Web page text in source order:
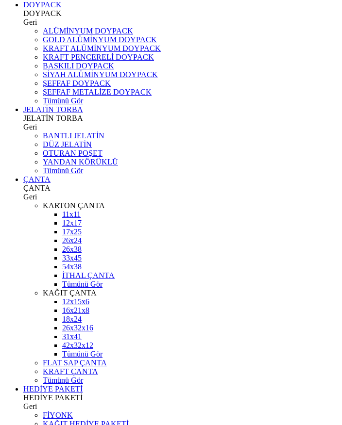
DOYPACK
DOYPACK
Geri
ALÜMİNYUM DOYPACK
GOLD ALÜMİNYUM DOYPACK
KRAFT ALÜMİNYUM DOYPACK
KRAFT PENCERELİ DOYPACK
BASKILI DOYPACK
SİYAH ALÜMİNYUM DOYPACK
ŞEFFAF DOYPACK
ŞEFFAF METALİZE DOYPACK
Tümünü Gör
JELATİN TORBA
JELATİN TORBA
Geri
BANTLI JELATİN
DÜZ JELATİN
OTURAN POŞET
YANDAN KÖRÜKLÜ
Tümünü Gör
ÇANTA
ÇANTA
Geri
KARTON ÇANTA
11x11
12x17
17x25
26x24
26x38
33x45
54x38
İTHAL ÇANTA
Tümünü Gör
KAĞIT ÇANTA
12x15x6
16x21x8
18x24
26x32x16
31x41
42x32x12
Tümünü Gör
FLAT SAP ÇANTA
KRAFT ÇANTA
Tümünü Gör
HEDİYE PAKETİ
HEDİYE PAKETİ
Geri
FİYONK